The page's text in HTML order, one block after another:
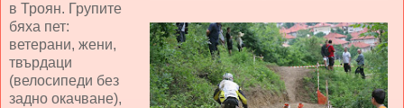
в Троян. Групите
бяха пет:
ветерани, жени,
твърдаци
(велосипеди без
задно окачване),